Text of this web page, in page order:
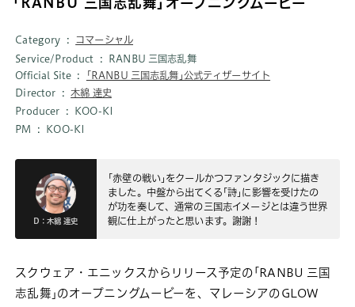
｢RANBU 三国志乱舞｣オープニングムービー
Category
コマーシャル
Service/Product
RANBU 三国志乱舞
Official Site
｢RANBU 三国志乱舞｣公式ティザーサイト
Director
木綿 達史
Producer
KOO-KI
PM
KOO-KI
D：木綿 達史
｢赤壁の戦い｣をクールかつファンタジックに描き
ました。中盤から出てくる｢詩｣に影響を受けたの
が功を奏して、通常の三国志イメージとは違う世界
観に仕上がったと思います。謝謝！
スクウェア・エニックスからリリース予定の｢RANBU 三国
志乱舞｣のオープニングムービーを、マレーシアのGLOW